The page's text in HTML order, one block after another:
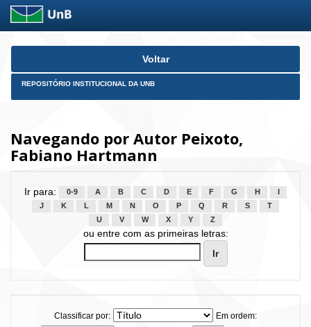
Skip
Voltar
REPOSITÓRIO INSTITUCIONAL DA UNB
Navegando por Autor Peixoto,
Fabiano Hartmann
Ir para: 0-9 A B C D E F G H
J
K L M N O P Q R S
T
U
V W X Y Z
ou entre com as primeiras letras:
Classificar por:
Em ordem: